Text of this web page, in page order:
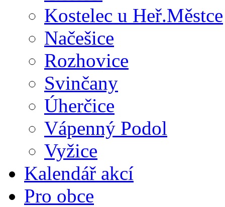
Kostelec u Heř.Městce
Načešice
Rozhovice
Svinčany
Úherčice
Vápenný Podol
Vyžice
Kalendář akcí
Pro obce